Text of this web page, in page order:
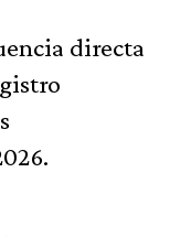
directa